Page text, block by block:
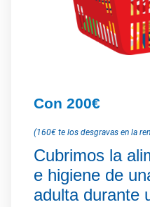
Con 200€
(160€ te los desgravas en la
Cubrimos la
e higiene de
adulta durante